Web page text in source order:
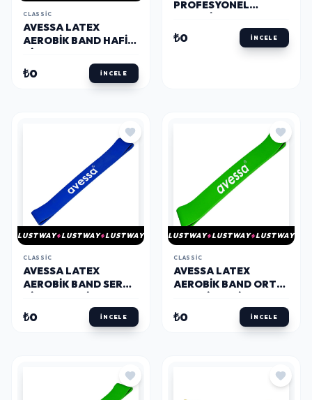
CLASSIC
AVESSA LATEX
AEROBIK BAND HAFIF
₺0 İNCELE
PROFESYONEL
YEŞIL RENK LAB-2000
₺0 İNCELE
LUSTWAY LUSTWAY LUSTWAY
CLASSIC
AVESSA LATEX
AEROBIK BAND SERT
LAB30
₺0 İNCELE
LUSTWAY LUSTWAY LUSTWAY
CLASSIC
AVESSA LATEX
AEROBIK BAND ORTA
LAB 200
₺0 İNCELE